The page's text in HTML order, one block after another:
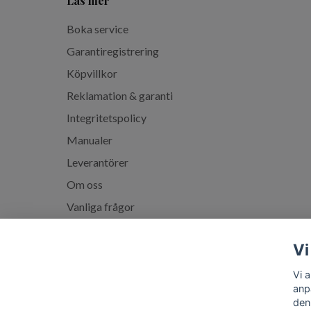
Boka service
Garantiregistrering
Köpvillkor
Reklamation & garanti
Integritetspolicy
Manualer
Leverantörer
Om oss
Vanliga frågor
Vi